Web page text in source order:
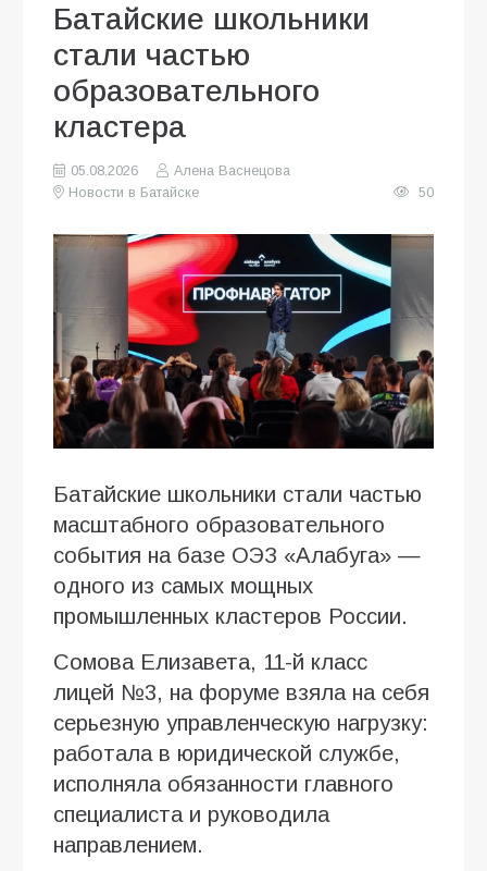
Батайские школьники
стали частью
образовательного
кластера
05.08.2026
Алена Васнецова
Новости в Батайске
50
Батайские школьники стали частью
масштабного образовательного
события на базе ОЭЗ «Алабуга» —
одного из самых мощных
промышленных кластеров России.
Сомова Елизавета, 11-й класс
лицей №3, на форуме взяла на себя
серьезную управленческую нагрузку:
работала в юридической службе,
исполняла обязанности главного
специалиста и руководила
направлением.